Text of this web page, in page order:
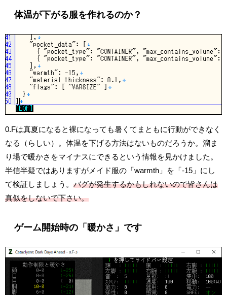
体温が下がる服を作れるのか？
0.Fは真夏になると裸になっても暑くてまともに行動ができなく
なる（らしい）。体温を下げる方法はないものだろうか。溜ま
り場で暖かさをマイナスにできるという情報を見かけました。
半信半疑ではありますがメイド服の「warmth」を「-15」にし
て検証しましょう。 バグが発生するかもしれないので皆さんは
真似をしないで下さい。
ゲーム開始時の「暖かさ」です